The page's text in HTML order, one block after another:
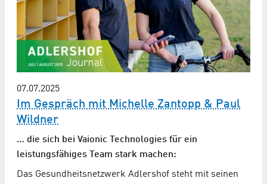
07.07.2025
Im Gespräch mit Michelle Zantopp & Paul
Wildner
… die sich bei Vaionic Technologies für ein
leistungsfähiges Team stark machen:
Das Gesundheitsnetzwerk Adlershof steht mit seinen